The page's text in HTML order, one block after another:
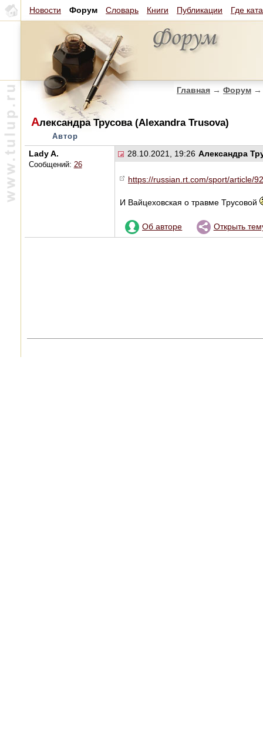
Новости Форум Словарь Книги Публикации Где
Главная → Форум →
Александра Трусова (Alexandra Trusova)
Автор
Lady A.
Сообщений: 26
28.10.2021, 19:26 Александра
https://russian.rt.com/sport/article/
И Вайцеховская о травме Трусовой
Об авторе Открыть